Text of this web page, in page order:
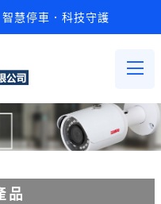
智慧停車．科技守護
品